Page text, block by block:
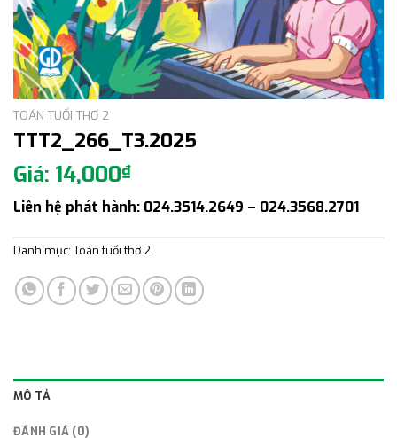
TOÁN TUỔI THƠ 2
TTT2_266_T3.2025
14,000₫
Liên hệ phát hành: 024.3514.2649 – 024.3568.2701
Danh mục: Toán tuổi thơ 2
MÔ TẢ
ĐÁNH GIÁ (0)